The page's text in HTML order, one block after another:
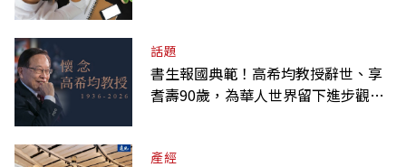
話題
書生報國典範！高希均教授辭世、享
耆壽90歲，為華人世界留下進步觀念
產經